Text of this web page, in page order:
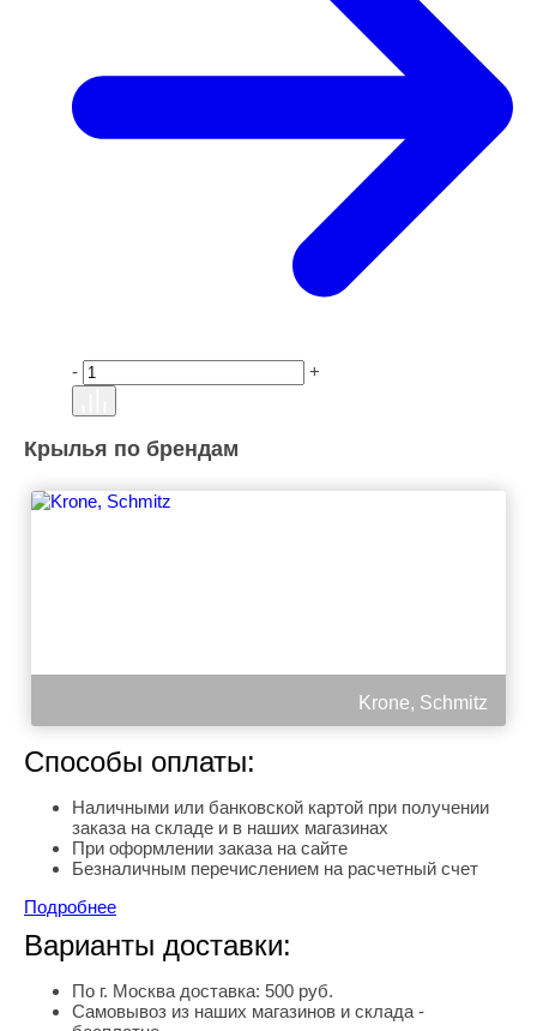
- +
Крылья по брендам
Krone, Schmitz
Способы оплаты:
Наличными или банковской картой при получении
заказа на складе и в наших магазинах
При оформлении заказа на сайте
Безналичным перечислением на расчетный счет
Подробнее
Варианты доставки:
По г. Москва доставка: 500 руб.
Самовывоз из наших магазинов и склада -